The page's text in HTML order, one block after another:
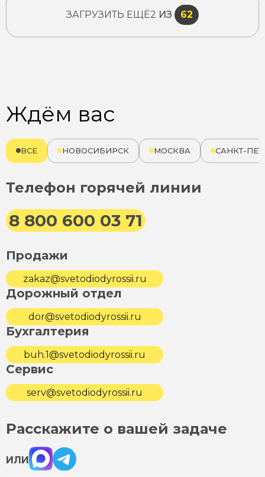
ЗАГРУЗИТЬ ЕЩЁ2 ИЗ 62
Ждём вас
ВСЕ НОВОСИБИРСК МОСКВА САНКТ-
Телефон горячей линии
8 800 600 03 71
Продажи
zakaz@svetodiodyrossii.ru
Дорожный отдел
dor@svetodiodyrossii.ru
Бухгалтерия
buh.1@svetodiodyrossii.ru
Сервис
serv@svetodiodyrossii.ru
Расскажите о вашей задаче
ИЛИ
Max Telegram